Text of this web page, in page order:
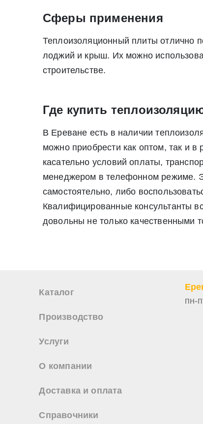
Сферы применения
Теплоизоляционный плиты отлично
лоджий и крыш. Их можно
строительстве.
Где купить
В Ереване есть в наличии
можно приобрести как оптом, так и
касательно условий оплаты,
менеджером в телефонном режиме.
самостоятельно, либо
Квалифицированные консультанты
довольны не только качественными
Каталог
Производство
Услуги
О компании
Доставка и оплата
Справочники
пн-